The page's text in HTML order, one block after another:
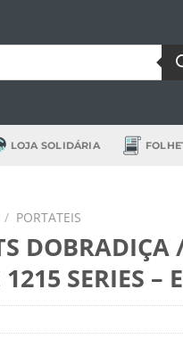
LOJA SOLIDÁRIA
/ PORTATEIS
DOBRADIÇA
SERIES –